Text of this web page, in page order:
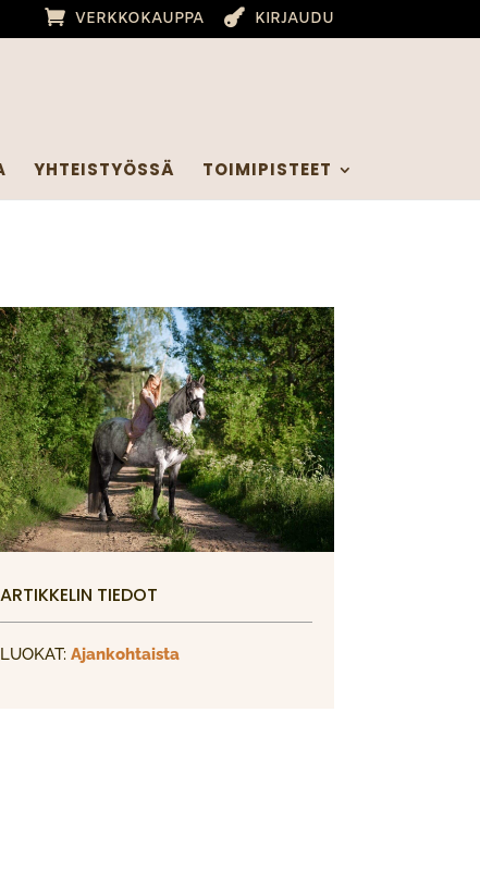
VERKKOKAUPPA KIRJAUDU
YHTEISTYÖSSÄ TOIMIPISTEET
ARTIKKELIN TIEDOT
LUOKAT: Ajankohtaista